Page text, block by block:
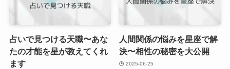
占いで見つける天職〜あな
たの才能を星が教えてくれ
ます
人間関係の悩みを星座で解
決〜相性の秘密を大公開
2025-06-25